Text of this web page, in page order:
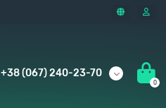
+38 (067) 240-23-70
0